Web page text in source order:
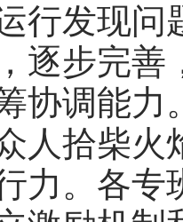
行发现问
逐步完善
协调能力
人拾柴
力。各专